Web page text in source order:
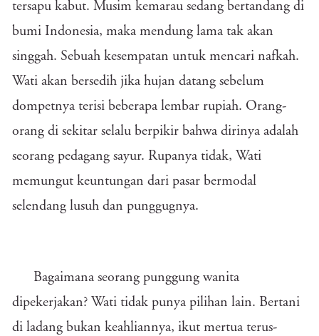
tersapu kabut. Musim kemarau sedang bertandang di
bumi Indonesia, maka mendung lama tak akan
singgah. Sebuah kesempatan untuk mencari nafkah.
Wati akan bersedih jika hujan datang sebelum
dompetnya terisi beberapa lembar rupiah. Orang-
orang di sekitar selalu berpikir bahwa dirinya adalah
seorang pedagang sayur. Rupanya tidak, Wati
memungut keuntungan dari pasar bermodal
selendang lusuh dan punggugnya.
Bagaimana seorang punggung wanita
dipekerjakan? Wati tidak punya pilihan lain. Bertani
di ladang bukan keahliannya, ikut mertua terus-